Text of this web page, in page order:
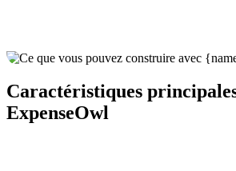
Caractéristiques
ExpenseOwl